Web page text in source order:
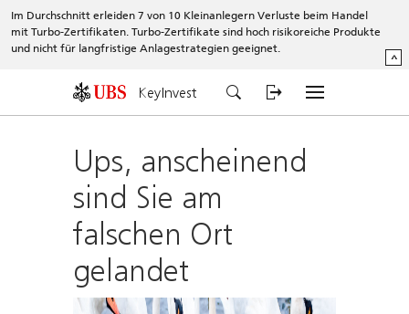
Im Durchschnitt erleiden 7 von 10 Kleinanlegern Verluste beim Handel
mit Turbo-Zertifikaten. Turbo-Zertifikate sind hoch risikoreiche Produkte
und nicht für langfristige Anlagestrategien geeignet.
^
KeyInvest
Ups, anscheinend
sind Sie am
falschen Ort
gelandet